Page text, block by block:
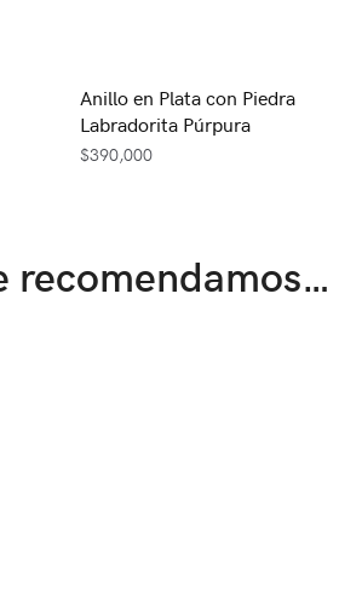
Anillo en Plata con Piedra
Labradorita Púrpura
$390,000
recomendamos…